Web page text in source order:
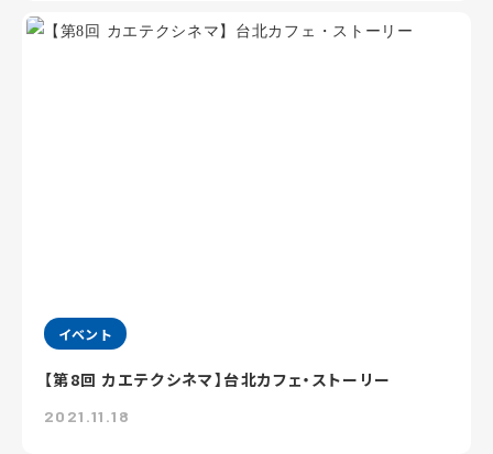
イベント
【第8回 カエテクシネマ】台北カフェ・ストーリー
2021.11.18